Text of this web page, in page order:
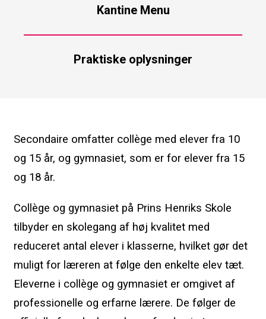
Kantine Menu
Praktiske oplysninger
Secondaire omfatter collège med elever fra 10
og 15 år, og gymnasiet, som er for elever fra 15
og 18 år.
Collège og gymnasiet på Prins Henriks Skole
tilbyder en skolegang af høj kvalitet med
reduceret antal elever i klasserne, hvilket gør det
muligt for læreren at følge den enkelte elev tæt.
Eleverne i collège og gymnasiet er omgivet af
professionelle og erfarne lærere. De følger de